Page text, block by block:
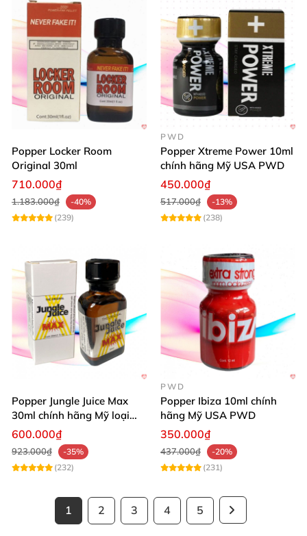
Popper Locker Room
Original 30ml
710.000₫
1.183.000₫
-40%
(239)
PWD
Popper Xtreme Power 10ml
chính hãng Mỹ USA PWD
450.000₫
517.000₫
-13%
(238)
Popper Jungle Juice Max
30ml chính hãng Mỹ loại
mạnh cho Top Bot
600.000₫
923.000₫
-35%
(232)
PWD
Popper Ibiza 10ml chính
hãng Mỹ USA PWD
350.000₫
437.000₫
-20%
(231)
1 2 3 4 5